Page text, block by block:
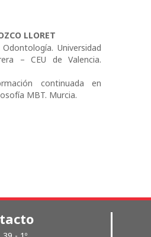
LLORET
Universidad
– CEU de Valencia.
continuada en
MBT. Murcia.